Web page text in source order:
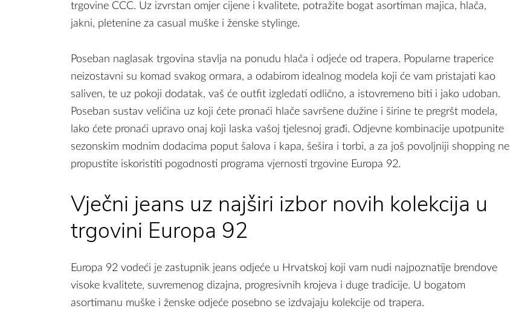
trgovine CCC. Uz izvrstan omjer cijene i kvalitete, potražite bogat asortiman majica, hlača,
jakni, pletenine za casual muške i ženske stylinge.
Poseban naglasak trgovina stavlja na ponudu hlača i odjeće od trapera. Popularne traperice
neizostavni su komad svakog ormara, a odabirom idealnog modela koji će vam pristajati kao
saliven, te uz pokoji dodatak, vaš će outfit izgledati odlično, a istovremeno biti i jako udoban.
Poseban sustav veličina uz koji ćete pronaći hlače savršene dužine i širine te pregršt modela,
lako ćete pronaći upravo onaj koji laska vašoj tjelesnoj građi. Odjevne kombinacije upotpunite
sezonskim modnim dodacima poput šalova i kapa, šešira i torbi, a za još povoljniji shopping ne
propustite iskoristiti pogodnosti programa vjernosti trgovine Europa 92.
Vječni jeans uz najširi izbor novih kolekcija u
trgovini Europa 92
Europa 92 vodeći je zastupnik jeans odjeće u Hrvatskoj koji vam nudi najpoznatije brendove
visoke kvalitete, suvremenog dizajna, progresivnih krojeva i duge tradicije. U bogatom
asortimanu muške i ženske odjeće posebno se izdvajaju kolekcije od trapera.